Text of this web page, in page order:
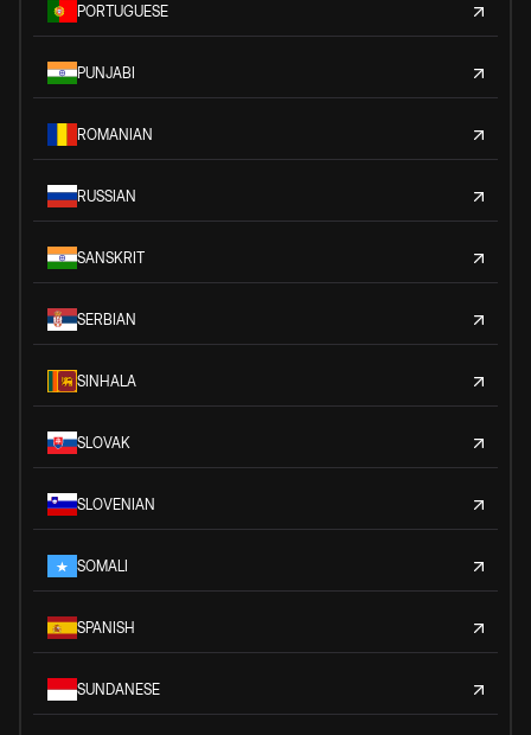
PORTUGUESE
PUNJABI
ROMANIAN
RUSSIAN
SANSKRIT
SERBIAN
SINHALA
SLOVAK
SLOVENIAN
SOMALI
SPANISH
SUNDANESE